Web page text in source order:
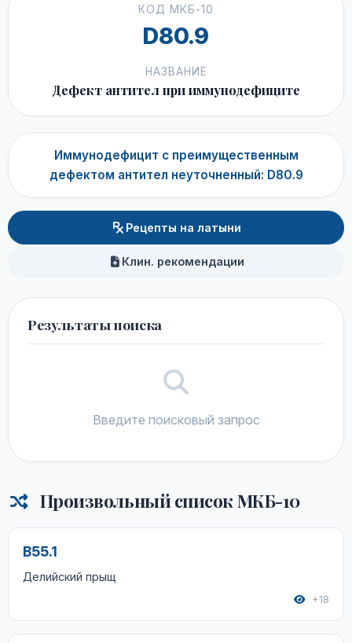
КОД МКБ-10
D80.9
НАЗВАНИЕ
Дефект антител при иммунодефиците
Иммунодефицит с преимущественным
дефектом антител неуточненный: D80.9
Рецепты на латыни
Клин. рекомендации
Результаты поиска
Введите поисковый запрос
Произвольный список МКБ-10
B55.1
Делийский прыщ
+18